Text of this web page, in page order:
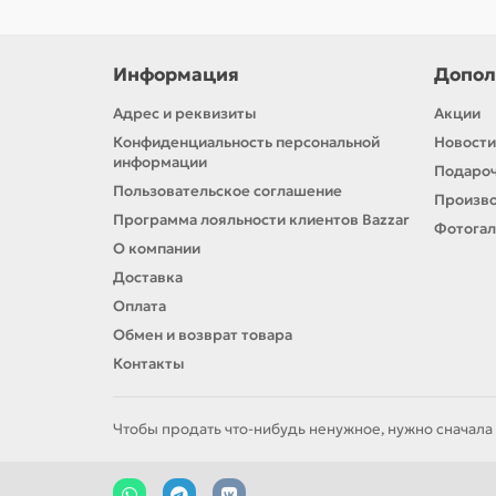
Информация
Адрес и реквизиты
Конфиденциальность персональной
информации
Пользовательское соглашение
Программа лояльности клиентов Bazzar
О компании
Доставка
Оплата
Обмен и возврат товара
Контакты
Акции
Новости
Чтобы продать что-нибудь ненужное, нужно